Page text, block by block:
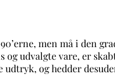
men må i den
udvalgte vare, er
og hedder